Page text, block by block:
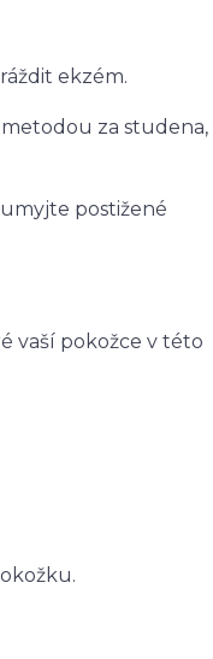
ekzém.
za studena,
postižené
vaší pokožce v této